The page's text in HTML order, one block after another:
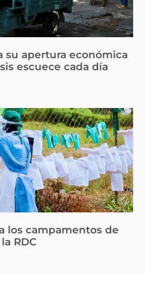
su apertura económica
escuece cada día
los campamentos de
RDC